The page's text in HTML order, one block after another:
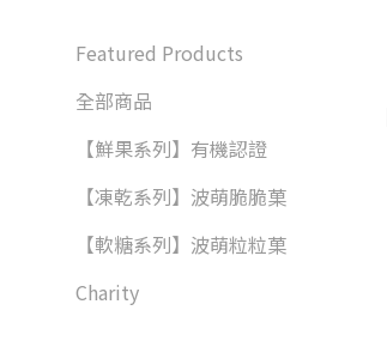
Featured Products
全部商品
【鮮果系列】有機認證
【凍乾系列】波萌脆脆菓
【軟糖系列】波萌粒粒菓
Charity